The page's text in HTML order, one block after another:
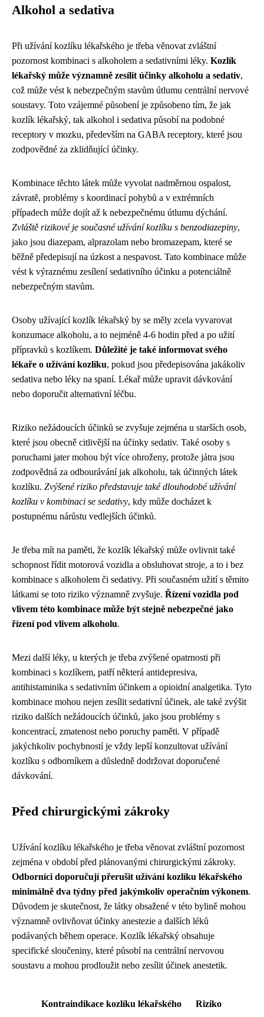
Alkohol a sedativa
Při užívání kozlíku lékařského je třeba věnovat zvláštní
pozornost kombinaci s alkoholem a sedativními léky. Kozlík
lékařský může významně zesílit účinky alkoholu a sedativ,
což může vést k nebezpečným stavům útlumu centrální nervové
soustavy. Toto vzájemné působení je způsobeno tím, že jak
kozlík lékařský, tak alkohol i sedativa působí na podobné
receptory v mozku, především na GABA receptory, které jsou
zodpovědné za zklidňující účinky.
Kombinace těchto látek může vyvolat nadměrnou ospalost,
závratě, problémy s koordinací pohybů a v extrémních
případech může dojít až k nebezpečnému útlumu dýchání.
Zvláště rizikové je současné užívání kozlíku s benzodiazepiny,
jako jsou diazepam, alprazolam nebo bromazepam, které se
běžně předepisují na úzkost a nespavost. Tato kombinace může
vést k výraznému zesílení sedativního účinku a potenciálně
nebezpečným stavům.
Osoby užívající kozlík lékařský by se měly zcela vyvarovat
konzumace alkoholu, a to nejméně 4-6 hodin před a po užití
přípravků s kozlíkem. Důležité je také informovat svého
lékaře o užívání kozlíku, pokud jsou předepisována jakákoliv
sedativa nebo léky na spaní. Lékař může upravit dávkování
nebo doporučit alternativní léčbu.
Riziko nežádoucích účinků se zvyšuje zejména u starších osob,
které jsou obecně citlivější na účinky sedativ. Také osoby s
poruchami jater mohou být více ohroženy, protože játra jsou
zodpovědná za odbourávání jak alkoholu, tak účinných látek
kozlíku. Zvýšené riziko představuje také dlouhodobé užívání
kozlíku v kombinaci se sedativy, kdy může docházet k
postupnému nárůstu vedlejších účinků.
Je třeba mít na paměti, že kozlík lékařský může ovlivnit také
schopnost řídit motorová vozidla a obsluhovat stroje, a to i bez
kombinace s alkoholem či sedativy. Při současném užití s těmito
látkami se toto riziko významně zvyšuje. Řízení vozidla pod
vlivem této kombinace může být stejně nebezpečné jako
řízení pod vlivem alkoholu.
Mezi další léky, u kterých je třeba zvýšené opatrnosti při
kombinaci s kozlíkem, patří některá antidepresiva,
antihistaminika s sedativním účinkem a opioidní analgetika. Tyto
kombinace mohou nejen zesílit sedativní účinek, ale také zvýšit
riziko dalších nežádoucích účinků, jako jsou problémy s
koncentrací, zmatenost nebo poruchy paměti. V případě
jakýchkoliv pochybností je vždy lepší konzultovat užívání
kozlíku s odborníkem a důsledně dodržovat doporučené
dávkování.
Před chirurgickými zákroky
Užívání kozlíku lékařského je třeba věnovat zvláštní pozornost
zejména v období před plánovanými chirurgickými zákroky.
Odborníci doporučují přerušit užívání kozlíku lékařského
minimálně dva týdny před jakýmkoliv operačním výkonem.
Důvodem je skutečnost, že látky obsažené v této bylině mohou
významně ovlivňovat účinky anestezie a dalších léků
podávaných během operace. Kozlík lékařský obsahuje
specifické sloučeniny, které působí na centrální nervovou
soustavu a mohou prodloužit nebo zesílit účinek anestetik.
Kontraindikace kozlíku lékařského Riziko